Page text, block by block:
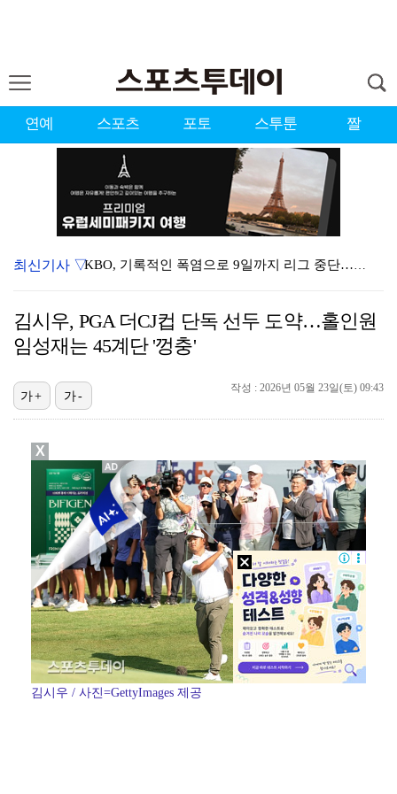
연예 스포츠 포토 스투툰 짤
KBO, 기록적인 폭염으로 9일까지 리그 중단…내달 6…
이강인, 드디어 아틀레티코 선수단과 만났다…시메오네 감…
"우산으로 때려"vs"그런 적 없다"…23기 부부 엇갈…
"기분 맞춰주려고" 축구협회, 외국인 심판 성접대 의혹…
청문회부터 압수수색·심판 성접대 의혹까지…월드컵 탈락이…
폭로자 "황정민, 본인 말에 책임져야…내가 사생활에 초…
박문성 "축구협회 성접대 의혹? 사실이면 국제 망신…사…
최신기사 ▽
김시우, PGA 더CJ컵 단독 선두 도약…홀인원
임성재는 45계단 '껑충'
작성 : 2026년 05월 23일(토) 09:43
가+ 가-
김시우 / 사진=GettyImages 제공
X